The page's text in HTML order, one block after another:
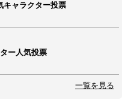
キャラクター投票
ー人気投票
一覧を見る